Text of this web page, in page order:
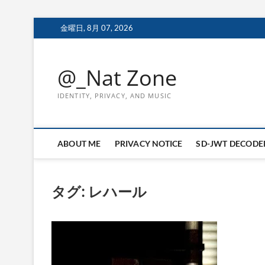
to
金曜日, 8月 07, 2026
@_Nat Zone
IDENTITY, PRIVACY, AND MUSIC
ABOUT ME PRIVACY NOTICE SD-JWT
タグ: レハール